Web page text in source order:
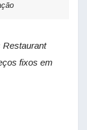
Restaurant
fixos em